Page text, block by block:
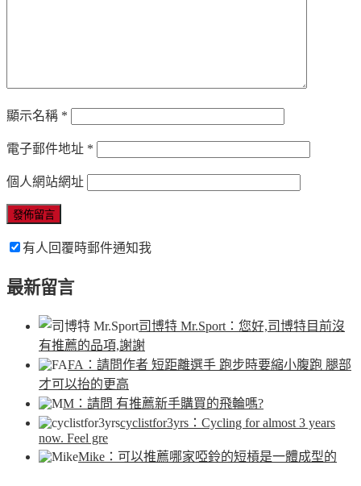
顯示名稱 *
電子郵件地址 *
個人網站網址
有人回覆時郵件通知我
最新留言
司博特 Mr.Sport ：您好,司博特目前沒
有推薦的品項,謝謝
FA ：請問作者 短距離選手 跑步時要縮小腹跑 腿部
才可以抬的更高
M ：請問 有推薦新手購買的飛輪嗎?
cyclistfor3yrs ：Cycling for almost 3 years
now. Feel gre
Mike ：可以推薦哪家啞鈴的短槓是一體成型的